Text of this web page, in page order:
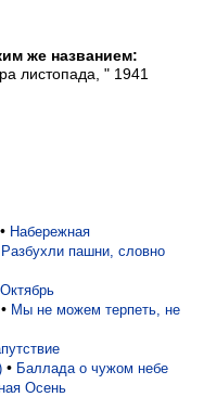
же названием:
листопада, " 1941
• Набережная
Разбухли пашни, словно
Октябрь
• Мы не можем терпеть, не
• Баллада о чужом небе
Осень